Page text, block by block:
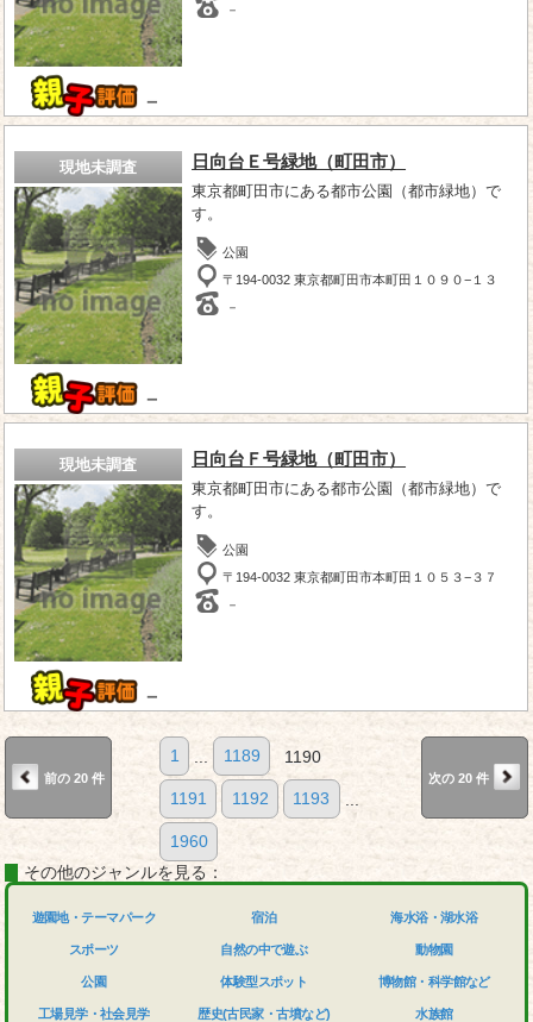
－
－
現地未調査
－
日向台Ｅ号緑地（町田市）
東京都町田市にある都市公園（都市緑地）で
す。
公園
〒194-0032 東京都町田市本町田１０９０−１３
－
現地未調査
－
日向台Ｆ号緑地（町田市）
東京都町田市にある都市公園（都市緑地）で
す。
公園
〒194-0032 東京都町田市本町田１０５３−３７
－
前の 20 件
1 1189 1190
1191 1192 1193
1960
次の 20 件
その他のジャンルを見る：
遊園地・テーマパーク
スポーツ
公園
工場見学・社会見学
宿泊
自然の中で遊ぶ
体験型スポット
歴史(古民家・古墳など)
海水浴・湖水浴
動物園
博物館・科学館など
水族館